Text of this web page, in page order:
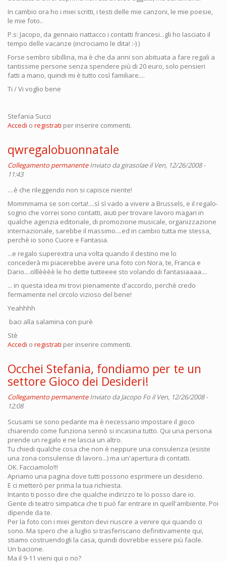
In cambio ora ho i miei scritti, i testi delle mie canzoni, le mie poesie,
le mie foto..
P.s: Jacopo, da gennaio riattacco i contatti francesi...gli ho lasciato il
tempo delle vacanze (incrociamo le dita! :-) )
Forse sembro sibillina, ma è che da anni son abituata a fare regali a
tantissime persone senza spendere più di 20 euro, solo pensieri
fatti a mano, quindi mi è tutto così familiare....
Ti / Vi voglio bene
Stefania Succi
Accedi o registrati per inserire commenti.
qwregalobuonnatale
Collegamento permanente Inviato dagirasolaeil Ven, 12/26/2008 -
11:43
....è che rileggendo non si capisce niente!
Mommmama se son corta!....sì sì vado a vivere a Brussels, e il regalo-
sogno che vorrei sono contatti, aiuti per trovare lavoro magari in
qualche agenzia editoriale, di promozione musicale, organizzazione
internazionale, sarebbe il massimo....ed in cambio tutta me stessa,
perchè io sono Cuore e Fantasia.
...e regalo superextra una volta quando il destino me lo
concederà mi piacerebbe avere una foto con Nora, te, Franca e
Dario....olllèèèè le ho dette tutteeee sto volando di fantasiaaaa....
... in questa idea mi trovi pienamente d'accordo, perchè credo
fermamente nel circolo vizioso del bene!
Yeahhhh
baci alla salamina con purè
Stè
Accedi o registrati per inserire commenti.
Occhei Stefania, fondiamo per te un
settore Gioco dei Desideri!
Collegamento permanente Inviato daJacopo Fo il Ven, 12/26/2008 -
12:08
Scusami se sono pedante ma è necessario impostare il gioco
chiarendo come funziona sennò si incasina tutto. Qui una persona
prende un regalo e ne lascia un altro.
Tu chiedi qualche cosa che non è neppure una consulenza (esiste
una zona consulense di lavoro...) ma un'apertura di contatti.
OK. Facciamolo!!!
Apriamo una pagina dove tutti possono esprimere un desiderio.
E ci metterò per prima la tua richiesta.
Intanto ti posso dire che qualche indirizzo te lo posso dare io.
Gente di teatro simpatica che ti può far entrare in quell'ambiente. Poi
dipende da te.
Per la foto con i miei genitori devi riuscire a venire qui quando ci
sono. Ma spero che a luglio si trasferiscano definitivamente qui,
stiamo costruendogli la casa, quindi dovrebbe essere più facile.
Un bacione.
Ma il 9-11 vieni qui o no?